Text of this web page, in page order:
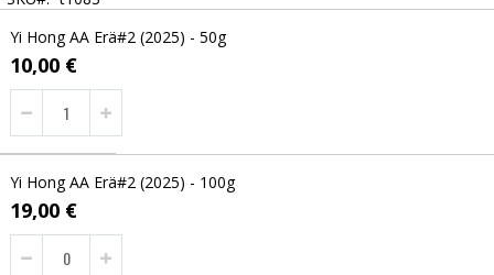
product
items
Yi Hong AA Erä#2 (2025) - 50g
10,00 €
Yi Hong AA Erä#2 (2025) - 100g
19,00 €